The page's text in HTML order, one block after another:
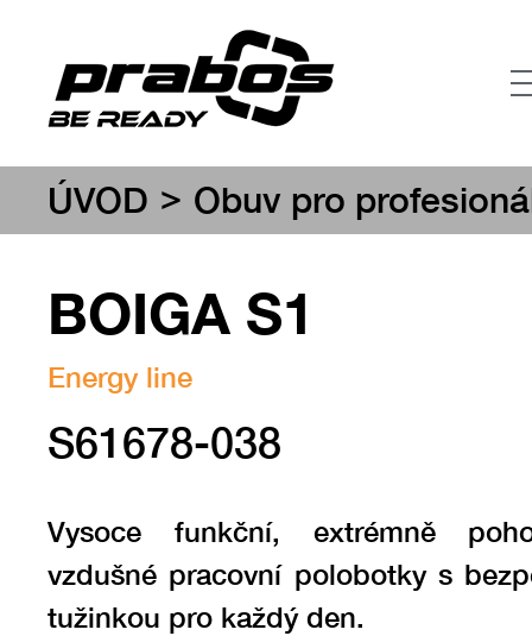
ÚVOD > Obuv pro
BOIGA S1
Energy line
S61678-038
Vysoce funkční, extrémně
vzdušné pracovní polobotky s
tužinkou pro každý den.